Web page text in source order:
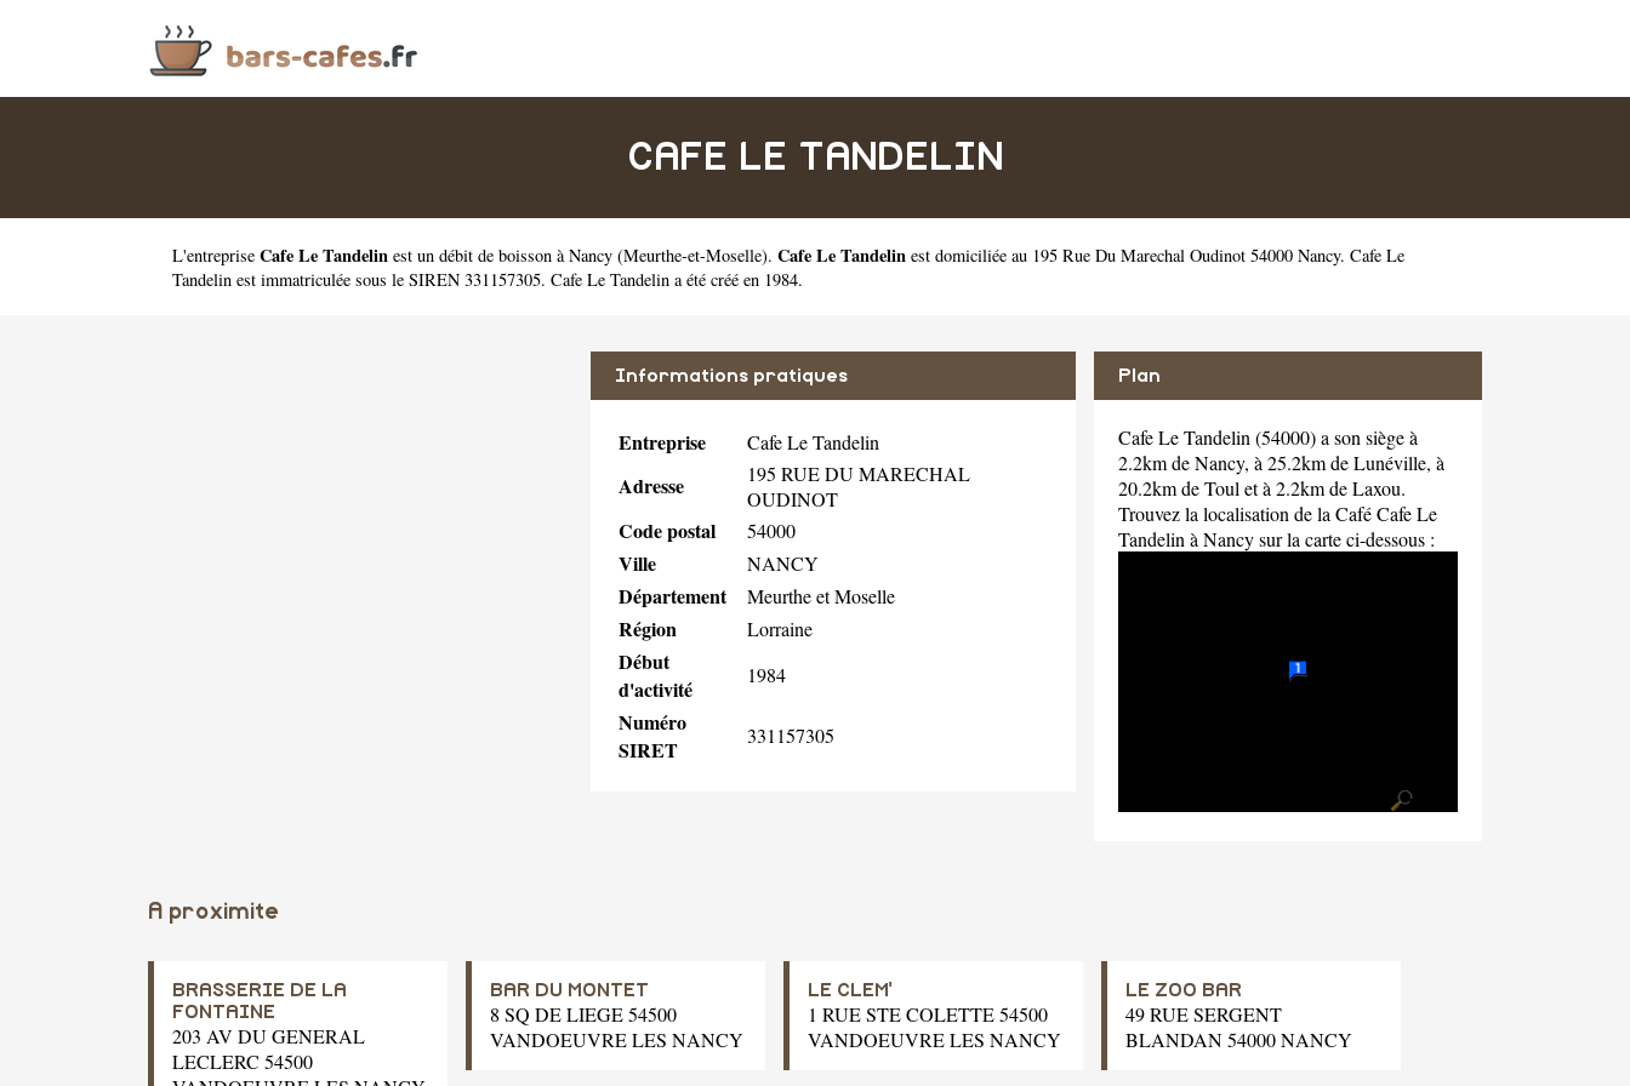
CAFE LE TANDELIN
L'entreprise Cafe Le Tandelin est un débit de boisson à Nancy (Meurthe-et-Moselle). Cafe Le Tandelin est domiciliée au 195 Rue Du Marechal Oudinot 54000 Nancy. Cafe Le
Tandelin est immatriculée sous le SIREN 331157305. Cafe Le Tandelin a été créé en 1984.
Informations pratiques
Entreprise Cafe Le Tandelin
Adresse
195 RUE DU MARECHAL
OUDINOT
Code postal 54000
Ville NANCY
Département Meurthe et Moselle
Région Lorraine
Début
d'activité
1984
Numéro
SIRET
331157305
Plan
Cafe Le Tandelin (54000) a son siège à
2.2km de Nancy, à 25.2km de Lunéville, à
20.2km de Toul et à 2.2km de Laxou.
Trouvez la localisation de la Café Cafe Le
Tandelin à Nancy sur la carte ci-dessous :
A proximite
BRASSERIE DE LA
FONTAINE
203 AV DU GENERAL
LECLERC 54500
BAR DU MONTET
8 SQ DE LIEGE 54500
VANDOEUVRE LES NANCY
LE CLEM'
1 RUE STE COLETTE 54500
VANDOEUVRE LES NANCY
LE ZOO BAR
49 RUE SERGENT
BLANDAN 54000 NANCY